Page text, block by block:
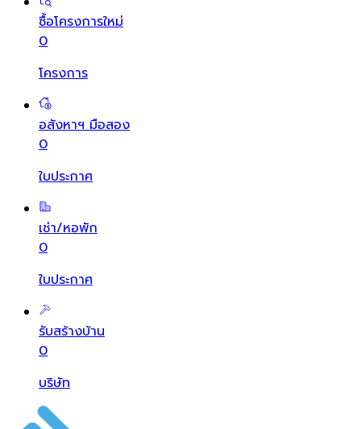
ซื้อโครงการใหม่
0
โครงการ
อสังหาฯ มือสอง
0
ใบประกาศ
เช่า/หอพัก
0
ใบประกาศ
รับสร้างบ้าน
0
บริษัท